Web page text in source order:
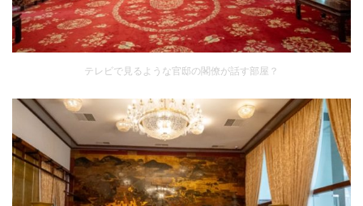
テレビで見るような官邸の閣僚が話す部屋？